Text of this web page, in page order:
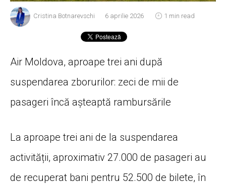
Cristina Botnarevschi 6 aprilie 2026 1 min read
Air Moldova, aproape trei ani după
suspendarea zborurilor: zeci de mii de
pasageri încă așteaptă rambursările
La aproape trei ani de la suspendarea
activității, aproximativ 27.000 de pasageri au
de recuperat bani pentru 52.500 de bilete, în